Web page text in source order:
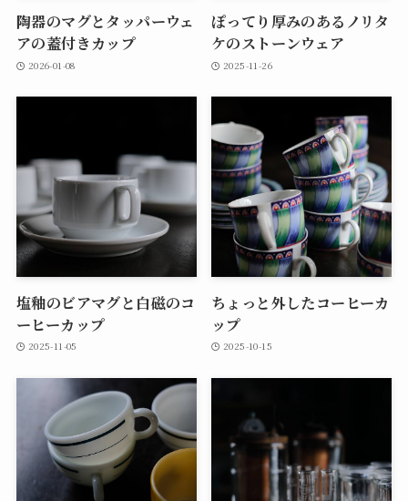
陶器のマグとタッパーウェ
アの蓋付きカップ
2026-01-08
ぽってり厚みのあるノリタ
ケのストーンウェア
2025-11-26
塩釉のビアマグと白磁のコ
ーヒーカップ
2025-11-05
ちょっと外したコーヒーカ
ップ
2025-10-15